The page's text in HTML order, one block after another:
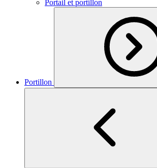
Portail et portillon
Portillon